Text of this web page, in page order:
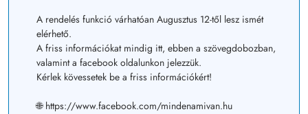
A rendelés funkció várhatóan Augusztus 12-től lesz ismét
elérhető.
A friss információkat mindig itt, ebben a szövegdobozban,
valamint a facebook oldalunkon jelezzük.
Kérlek kövessetek be a friss információkért!
🌐 https://www.facebook.com/mindenamivan.hu